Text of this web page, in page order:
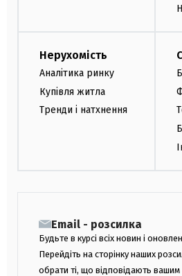
Нерухомість
Аналітика ринку
Купівля житла
Тренди і натхнення
Email - розсилка
Будьте в курсі всіх новин і
Перейдіть на сторінку наших
обрати ті, що відповідають вашим